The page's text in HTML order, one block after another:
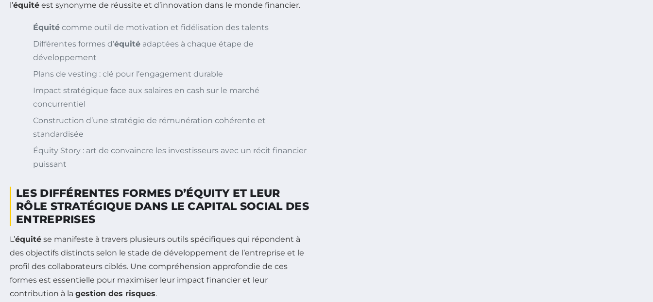
l’équité est synonyme de réussite et d’innovation dans le monde financier.
Équité comme outil de motivation et fidélisation des talents
Différentes formes d’équité adaptées à chaque étape de
développement
Plans de vesting : clé pour l’engagement durable
Impact stratégique face aux salaires en cash sur le marché
concurrentiel
Construction d’une stratégie de rémunération cohérente et
standardisée
Équity Story : art de convaincre les investisseurs avec un récit financier
puissant
LES DIFFÉRENTES FORMES D’ÉQUITY ET LEUR
RÔLE STRATÉGIQUE DANS LE CAPITAL SOCIAL DES
ENTREPRISES
L’équité se manifeste à travers plusieurs outils spécifiques qui répondent à
des objectifs distincts selon le stade de développement de l’entreprise et le
profil des collaborateurs ciblés. Une compréhension approfondie de ces
formes est essentielle pour maximiser leur impact financier et leur
contribution à la gestion des risques.